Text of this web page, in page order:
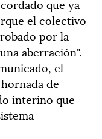
que ya
el colectivo
por la
aberración".
el
de
interino que